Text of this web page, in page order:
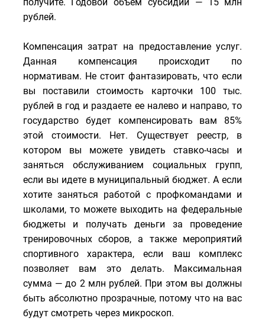
рублей.
Компенсация затрат на предоставление услуг.
Данная компенсация происходит по
нормативам. Не стоит фантазировать, что если
вы поставили стоимость карточки 100 тыс.
рублей в год и раздаете ее налево и направо, то
государство будет компенсировать вам 85%
этой стоимости. Нет. Существует реестр, в
котором вы можете увидеть ставко-часы и
заняться обслуживанием социальных групп,
если вы идете в муниципальный бюджет. А если
хотите заняться работой с профкомандами и
школами, то можете выходить на федеральные
бюджеты и получать деньги за проведение
тренировочных сборов, а также мероприятий
спортивного характера, если ваш комплекс
позволяет вам это делать. Максимальная
сумма — до 2 млн рублей. При этом вы должны
быть абсолютно прозрачные, потому что на вас
будут смотреть через микроскоп.